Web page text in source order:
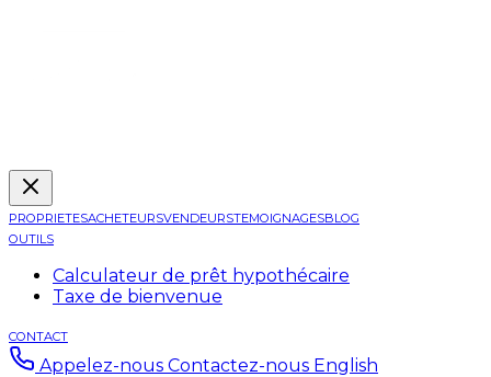
PROPRIETESACHETEURSVENDEURSTEMOIGNAGESBLOG
OUTILS
Calculateur de prêt hypothécaire
Taxe de bienvenue
CONTACT
Appelez-nous Contactez-nous English